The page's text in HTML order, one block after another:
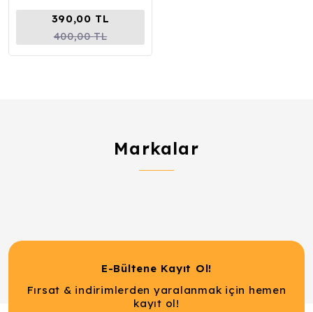
390,00 TL
400,00 TL
Markalar
E-Bültene Kayıt Ol!
Fırsat & indirimlerden yaralanmak için hemen
kayıt ol!